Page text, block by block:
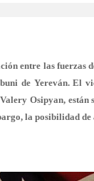
entre las fuerzas
de Yereván. El
Osipyan, están
la posibilidad